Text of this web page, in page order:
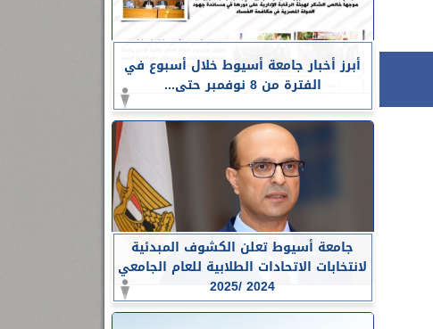
أبرز أخبار جامعة أسيوط خلال أسبوع في
الفترة من 8 نوفمبر حتى...
جامعة أسيوط تعلن الكشوف المبدئية
لانتخابات الاتحادات الطلابية للعام الجامعي
2024 /2025